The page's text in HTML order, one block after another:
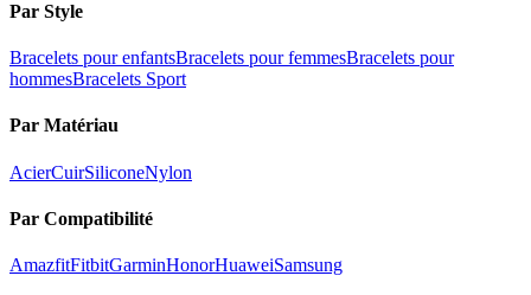
Par Style
Bracelets pour enfantsBracelets pour femmesBracelets pour
hommesBracelets Sport
Par Matériau
AcierCuirSiliconeNylon
Par Compatibilité
AmazfitFitbitGarminHonorHuaweiSamsung